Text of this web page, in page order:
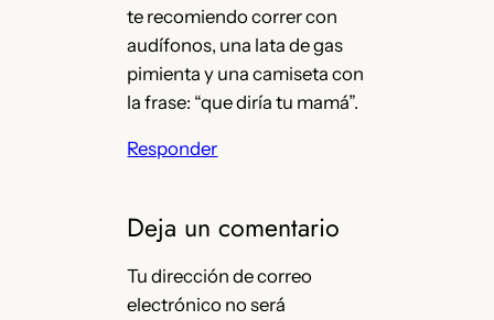
te recomiendo correr con
audífonos, una lata de gas
pimienta y una camiseta con
la frase: “que diría tu mamá”.
Responder
Deja un comentario
Tu dirección de correo
electrónico no será